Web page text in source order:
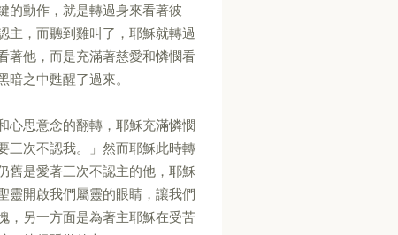
的動作，就是轉過身來看著彼
主，而聽到雞叫了，耶穌就轉過
著他，而是充滿著慈愛和憐憫看
之中甦醒了過來。
心思意念的翻轉，耶穌充滿憐憫
三次不認我。」然而耶穌此時轉
舊是愛著三次不認主的他，耶穌
靈開啟我們屬靈的眼睛，讓我們
，另一方面是為著主耶穌在受苦